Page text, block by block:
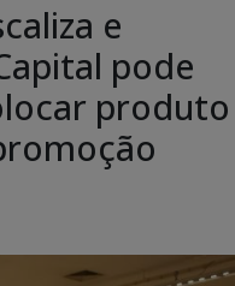
e
pode
produto